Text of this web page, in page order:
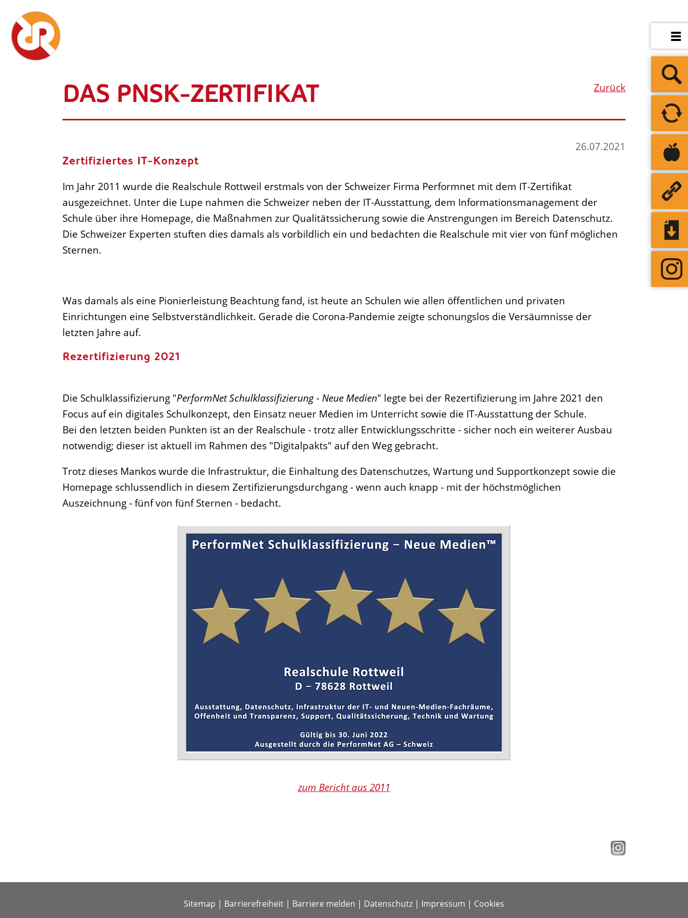
DAS PNSK-ZERTIFIKAT Zurück
26.07.2021
Zertifiziertes IT-Konzept
Im Jahr 2011 wurde die Realschule Rottweil erstmals von der Schweizer Firma Performnet mit dem IT-Zertifikat
ausgezeichnet. Unter die Lupe nahmen die Schweizer neben der IT-Ausstattung, dem Informationsmanagement der
Schule über ihre Homepage, die Maßnahmen zur Qualitätssicherung sowie die Anstrengungen im Bereich Datenschutz.
Die Schweizer Experten stuften dies damals als vorbildlich ein und bedachten die Realschule mit vier von fünf möglichen
Sternen.
Was damals als eine Pionierleistung Beachtung fand, ist heute an Schulen wie allen öffentlichen und privaten
Einrichtungen eine Selbstverständlichkeit. Gerade die Corona-Pandemie zeigte schonungslos die Versäumnisse der
letzten Jahre auf.
Rezertifizierung 2021
Die Schulklassifizierung "PerformNet Schulklassifizierung - Neue Medien" legte bei der Rezertifizierung im Jahre 2021 den
Focus auf ein digitales Schulkonzept, den Einsatz neuer Medien im Unterricht sowie die IT-Ausstattung der Schule.
Bei den letzten beiden Punkten ist an der Realschule - trotz aller Entwicklungsschritte - sicher noch ein weiterer Ausbau
notwendig; dieser ist aktuell im Rahmen des "Digitalpakts" auf den Weg gebracht.
Trotz dieses Mankos wurde die Infrastruktur, die Einhaltung des Datenschutzes, Wartung und Supportkonzept sowie die
Homepage schlussendlich in diesem Zertifizierungsdurchgang - wenn auch knapp - mit der höchstmöglichen
Auszeichnung - fünf von fünf Sternen - bedacht.
zum Bericht aus 2011
Sitemap | Barrierefreiheit | Barriere melden | Datenschutz | Impressum | Cookies